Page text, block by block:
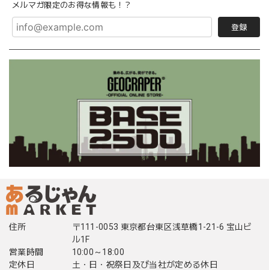
メルマガ限定のお得な情報も！？
登録
住所
〒111-0053 東京都台東区浅草橋1-21-6 宝山ビ
ル1F
営業時間
10:00～18:00
定休日
土・日・祝祭日及び当社が定める休日